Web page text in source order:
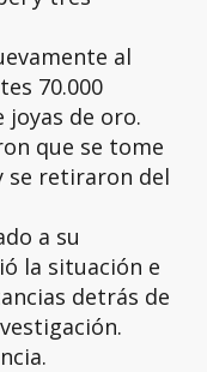
al
70.000
joyas de oro.
que se tome
se retiraron del
a su
la situación e
detrás de